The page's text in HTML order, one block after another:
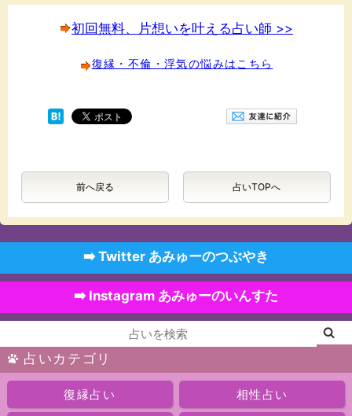
初回無料、片想いを叶える占い師 >>
復縁・不倫・浮気の悩みはこちら
前へ戻る 占いTOPへ
➡️ Twitter あみゅーのつぶやき
➡️ Instagram あみゅーのいんすた
占いカテゴリ
復縁占い 相性占い